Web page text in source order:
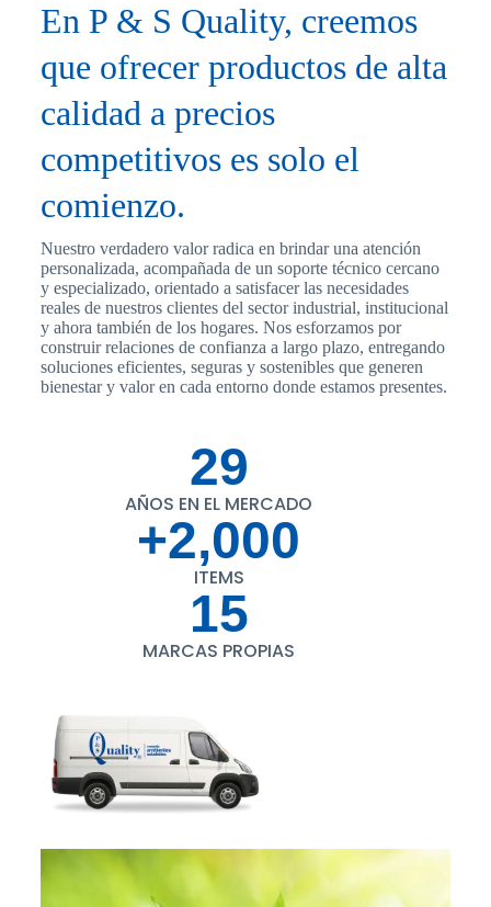
En P & S Quality, creemos
que ofrecer productos de alta
calidad a precios
competitivos es solo el
comienzo.
Nuestro verdadero valor radica en brindar una atención
personalizada, acompañada de un soporte técnico cercano
y especializado, orientado a satisfacer las necesidades
reales de nuestros clientes del sector industrial, institucional
y ahora también de los hogares. Nos esforzamos por
construir relaciones de confianza a largo plazo, entregando
soluciones eficientes, seguras y sostenibles que generen
bienestar y valor en cada entorno donde estamos presentes.
AÑOS EN EL MERCADO
29
ITEMS
+2,000
MARCAS PROPIAS
15